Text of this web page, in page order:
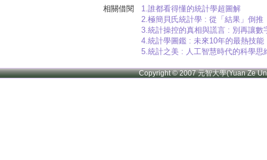
相關借閱
1.誰都看得懂的統計學超圖解
2.極簡貝氏統計學 : 從「結果」倒推
3.統計操控的真相與謊言 : 別再讓
4.統計學圖鑑 : 未來10年的最熱技
5.統計之美 : 人工智慧時代的科學思
Copyright © 2007 元智大學(Yuan Ze